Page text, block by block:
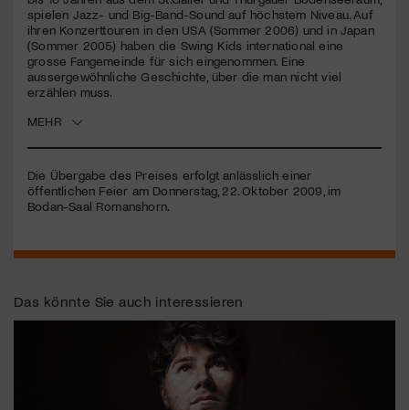
spielen Jazz- und Big-Band-Sound auf höchstem Niveau. Auf
ihren Konzerttouren in den USA (Sommer 2006) und in Japan
(Sommer 2005) haben die Swing Kids international eine
grosse Fangemeinde für sich eingenommen. Eine
aussergewöhnliche Geschichte, über die man nicht viel
erzählen muss.
MEHR
Die Übergabe des Preises erfolgt anlässlich einer
öffentlichen Feier am Donnerstag, 22. Oktober 2009, im
Bodan-Saal Romanshorn.
Das könnte Sie auch interessieren
Jetzt Mitglied werden